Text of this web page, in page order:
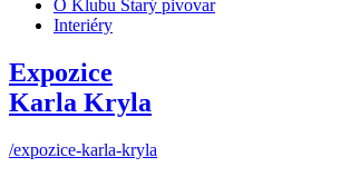
O Klubu Starý pivovar
Interiéry
Expozice
Karla Kryla
/expozice-karla-kryla